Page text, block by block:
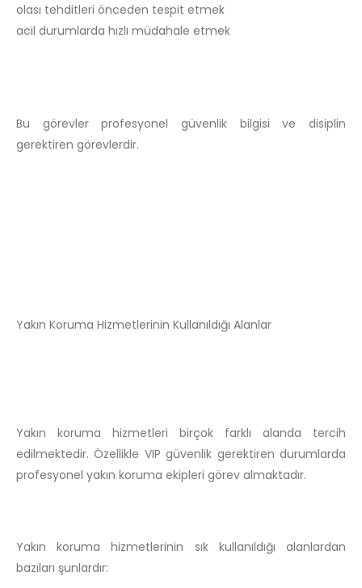
olası tehditleri önceden tespit etmek
acil durumlarda hızlı müdahale etmek
Bu görevler profesyonel güvenlik bilgisi ve disiplin
gerektiren görevlerdir.
Yakın Koruma Hizmetlerinin Kullanıldığı Alanlar
Yakın koruma hizmetleri birçok farklı alanda tercih
edilmektedir. Özellikle VIP güvenlik gerektiren durumlarda
profesyonel yakın koruma ekipleri görev almaktadır.
Yakın koruma hizmetlerinin sık kullanıldığı alanlardan
bazıları şunlardır: